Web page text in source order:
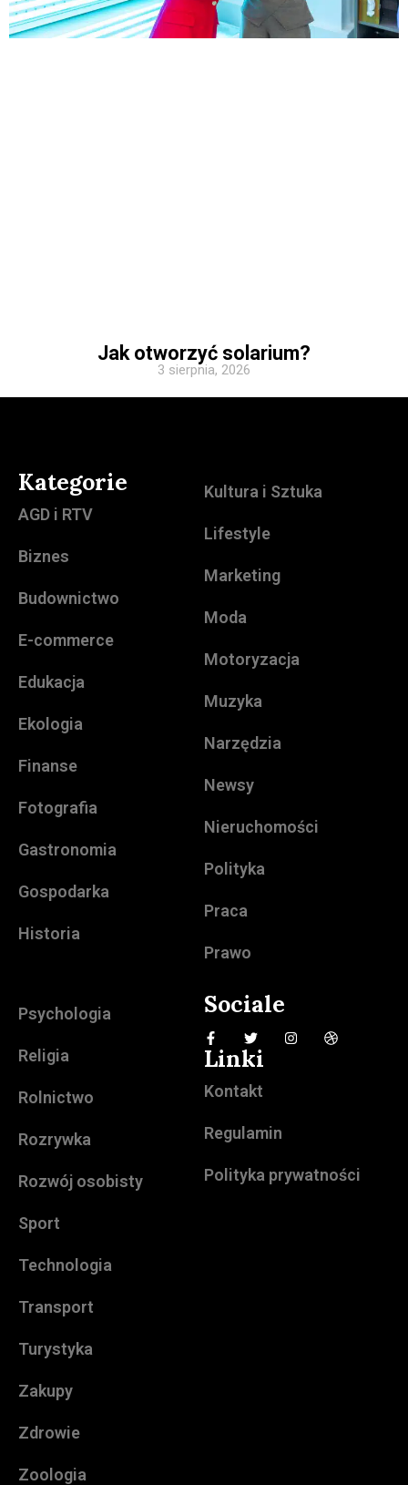
Jak otworzyć solarium?
3 sierpnia, 2026
Kategorie
AGD i RTV
Biznes
Budownictwo
E-commerce
Edukacja
Ekologia
Finanse
Fotografia
Gastronomia
Gospodarka
Historia
Kultura i Sztuka
Lifestyle
Marketing
Moda
Motoryzacja
Muzyka
Narzędzia
Newsy
Nieruchomości
Polityka
Praca
Prawo
Psychologia
Religia
Rolnictwo
Rozrywka
Rozwój osobisty
Sport
Technologia
Transport
Turystyka
Zakupy
Zdrowie
Zoologia
Sociale
Linki
Kontakt
Regulamin
Polityka prywatności